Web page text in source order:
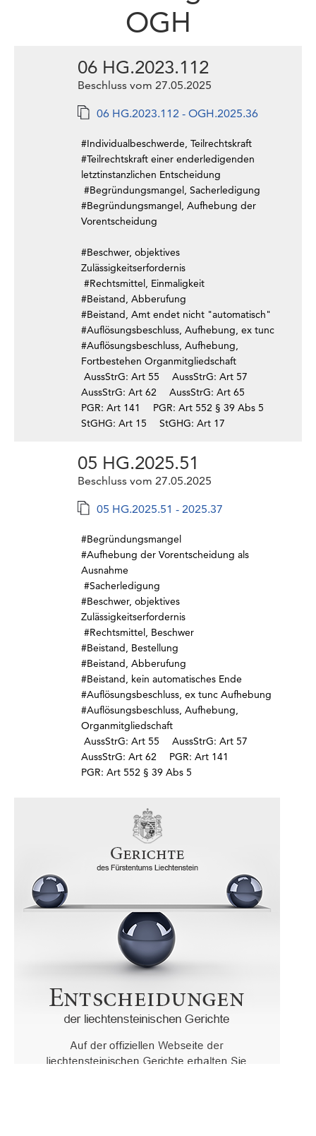
OGH
06 HG.2023.112
Beschluss vom 27.05.2025
06 HG.2023.112 - OGH.2025.36
#Individualbeschwerde, Teilrechtskraft
#Teilrechtskraft einer enderledigenden
letztinstanzlichen Entscheidung
#Begründungsmangel, Sacherledigung
#Begründungsmangel, Aufhebung der
Vorentscheidung
#Beschwer, objektives
Zulässigkeitserfordernis
#Rechtsmittel, Einmaligkeit
#Beistand, Abberufung
#Beistand, Amt endet nicht "automatisch"
#Auflösungsbeschluss, Aufhebung, ex tunc
#Auflösungsbeschluss, Aufhebung,
Fortbestehen Organmitgliedschaft
AussStrG: Art 55
AussStrG: Art 57
AussStrG: Art 62
AussStrG: Art 65
PGR: Art 141
PGR: Art 552 § 39 Abs 5
StGHG: Art 15
StGHG: Art 17
05 HG.2025.51
Beschluss vom 27.05.2025
05 HG.2025.51 - 2025.37
#Begründungsmangel
#Aufhebung der Vorentscheidung als
Ausnahme
#Sacherledigung
#Beschwer, objektives
Zulässigkeitserfordernis
#Rechtsmittel, Beschwer
#Beistand, Bestellung
#Beistand, Abberufung
#Beistand, kein automatisches Ende
#Auflösungsbeschluss, ex tunc Aufhebung
#Auflösungsbeschluss, Aufhebung,
Organmitgliedschaft
AussStrG: Art 55
AussStrG: Art 57
AussStrG: Art 62
PGR: Art 141
PGR: Art 552 § 39 Abs 5